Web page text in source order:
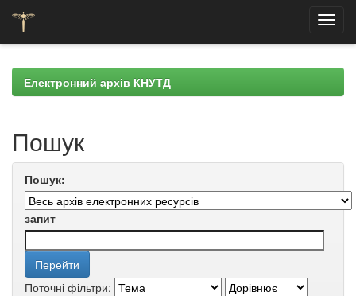
navigationЕлектронний архів КНУТД
Пошук
Пошук:
запит
Поточні фільтри: